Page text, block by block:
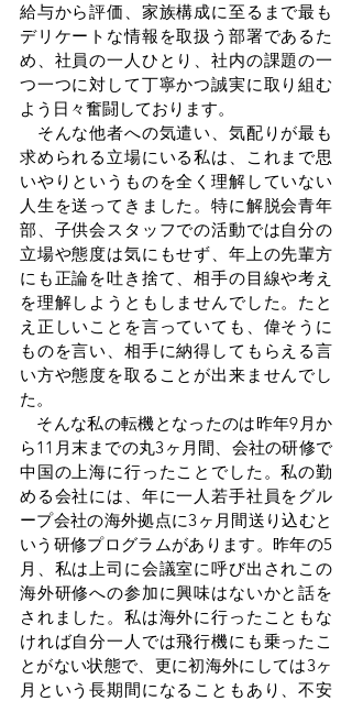
給与から評価、家族構成に至るまで最も
デリケートな情報を取扱う部署であるた
め、社員の一人ひとり、社内の課題の一
つ一つに対して丁寧かつ誠実に取り組む
よう日々奮闘しております。
そんな他者への気遣い、気配りが最も
求められる立場にいる私は、これまで思
いやりというものを全く理解していない
人生を送ってきました。特に解脱会青年
部、子供会スタッフでの活動では自分の
立場や態度は気にもせず、年上の先輩方
にも正論を吐き捨て、相手の目線や考え
を理解しようともしませんでした。たと
え正しいことを言っていても、偉そうに
ものを言い、相手に納得してもらえる言
い方や態度を取ることが出来ませんでし
た。
そんな私の転機となったのは昨年9月か
ら11月末までの丸3ヶ月間、会社の研修で
中国の上海に行ったことでした。私の勤
める会社には、年に一人若手社員をグル
ープ会社の海外拠点に3ヶ月間送り込むと
いう研修プログラムがあります。昨年の5
月、私は上司に会議室に呼び出されこの
海外研修への参加に興味はないかと話を
されました。私は海外に行ったこともな
ければ自分一人では飛行機にも乗ったこ
とがない状態で、更に初海外にしては3ヶ
月という長期間になることもあり、不安